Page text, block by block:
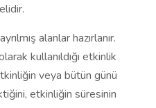
alanlar hazırlanır.
kullanıldığı etkinlik
veya bütün günü
etkinliğin süresinin